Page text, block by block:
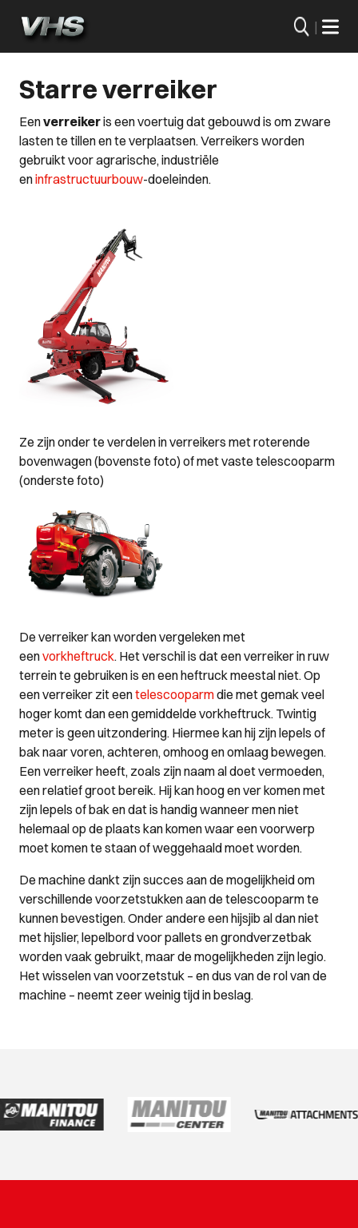
|
Starre verreiker
Eenverreikeris een voertuig dat gebouwd is om zware
lasten te tillen en te verplaatsen. Verreikers worden
gebruikt voor agrarische, industriële
eninfrastructuurbouw-doeleinden.
Ze zijn onder te verdelen in verreikers met roterende
bovenwagen (bovenste foto) of met vaste telescooparm
(onderste foto)
De verreiker kan worden vergeleken met
eenvorkheftruck. Het verschil is dat een verreiker in ruw
terrein te gebruiken is en een heftruck meestal niet. Op
een verreiker zit eentelescooparmdie met gemak veel
hoger komt dan een gemiddelde vorkheftruck. Twintig
meter is geen uitzondering. Hiermee kan hij zijn lepels of
bak naar voren, achteren, omhoog en omlaag bewegen.
Een verreiker heeft, zoals zijn naam al doet vermoeden,
een relatief groot bereik. Hij kan hoog en ver komen met
zijn lepels of bak en dat is handig wanneer men niet
helemaal op de plaats kan komen waar een voorwerp
moet komen te staan of weggehaald moet worden.
De machine dankt zijn succes aan de mogelijkheid om
verschillende voorzetstukken aan de telescooparm te
kunnen bevestigen. Onder andere een hijsjib al dan niet
met hijslier, lepelbord voor pallets en grondverzetbak
worden vaak gebruikt, maar de mogelijkheden zijn legio.
Het wisselen van voorzetstuk – en dus van de rol van de
machine – neemt zeer weinig tijd in beslag.